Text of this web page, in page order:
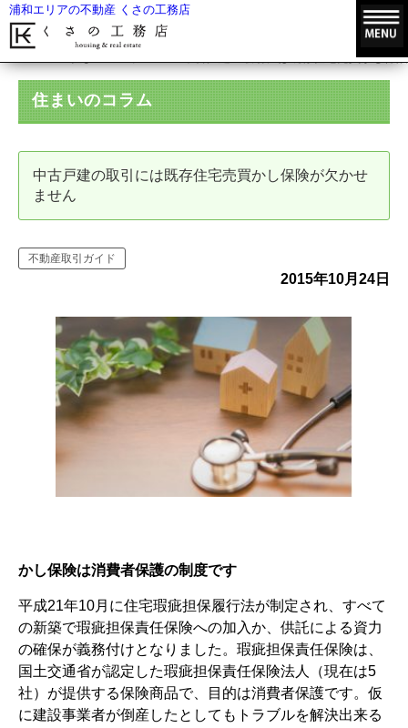
浦和エリアの不動産 くさの工務店
中古戸建の取引には既存住宅売買かし保
住まいのコラム
中古戸建の取引には既存住宅売買かし保険が欠かせ
ません
不動産取引ガイド
2015年10月24日
かし保険は消費者保護の制度です
平成21年10月に住宅瑕疵担保履行法が制定され、すべて
の新築で瑕疵担保責任保険への加入か、供託による資力
の確保が義務付けとなりました。瑕疵担保責任保険は、
国土交通省が認定した瑕疵担保責任保険法人（現在は5
社）が提供する保険商品で、目的は消費者保護です。仮
に建設事業者が倒産したとしてもトラブルを解決出来る